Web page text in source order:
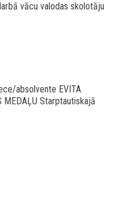
vācu valodas skolotāju
absolvente EVITA
MEDAĻU Starptautiskajā